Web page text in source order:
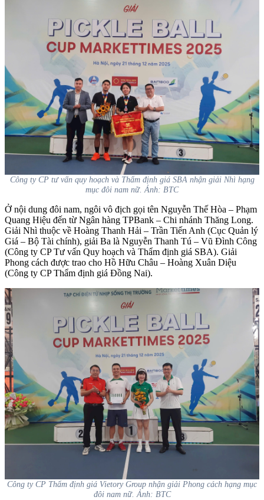
Công ty CP tư vấn quy hoạch và Thẩm định giá SBA nhận giải Nhì hạng
mục đôi nam nữ. Ảnh: BTC
Ở nội dung đôi nam, ngôi vô địch gọi tên Nguyễn Thế Hòa – Phạm
Quang Hiệu đến từ Ngân hàng TPBank – Chi nhánh Thăng Long.
Giải Nhì thuộc về Hoàng Thanh Hải – Trần Tiến Anh (Cục Quản lý
Giá – Bộ Tài chính), giải Ba là Nguyễn Thanh Tú – Vũ Đình Công
(Công ty CP Tư vấn Quy hoạch và Thẩm định giá SBA). Giải
Phong cách được trao cho Hồ Hữu Châu – Hoàng Xuân Diệu
(Công ty CP Thẩm định giá Đồng Nai).
Công ty CP Thẩm định giá Vietory Group nhận giải Phong cách hạng mục
đôi nam nữ. Ảnh: BTC